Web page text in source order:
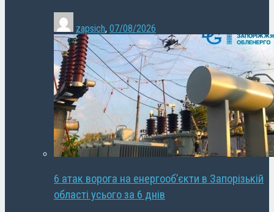
zapsich, 07/08/2026
6 атак ворога на енергооб’єкти в Запорізькій
області усього за 6 днів